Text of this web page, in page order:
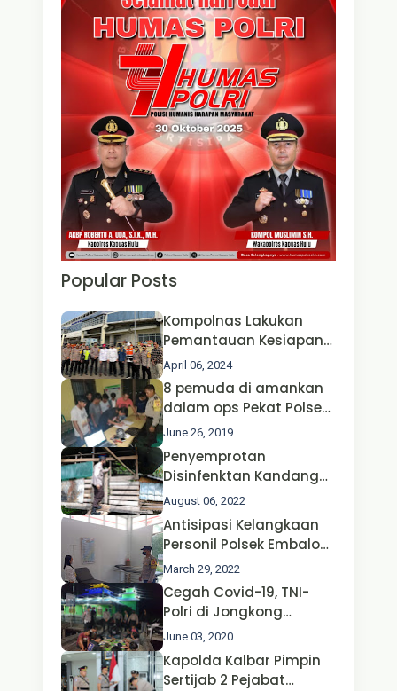
Popular Posts
Kompolnas Lakukan
Pemantauan Kesiapan
Operasi Ketupat 2024 di
Polda Jatim Bersama
Kapolri dan Menteri
Perhubungan
April 06, 2024
8 pemuda di amankan
dalam ops Pekat Polsek
Jongkong
June 26, 2019
Penyemprotan
Disinfenktan Kandang
Ternak Kambing warga
Oleh Satgas Ops Aman
Nusa II Polda Kalbar*
August 06, 2022
Antisipasi Kelangkaan
Personil Polsek Embaloh
Hulu Gencar Lakukan
Pengecekan Oksigen
March 29, 2022
Cegah Covid-19, TNI-
Polri di Jongkong
Himbau Masyarakat
Jangan Kumpul Hinga
Larut Malam.
June 03, 2020
Kapolda Kalbar Pimpin
Sertijab 2 Pejabat